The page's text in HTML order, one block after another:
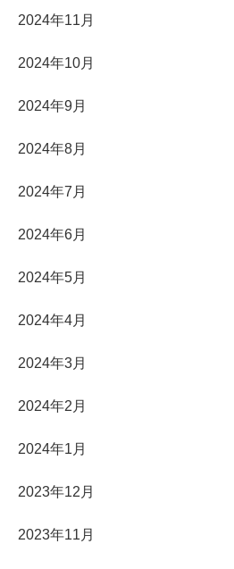
2024年11月
2024年10月
2024年9月
2024年8月
2024年7月
2024年6月
2024年5月
2024年4月
2024年3月
2024年2月
2024年1月
2023年12月
2023年11月